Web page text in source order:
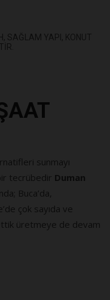
SAĞLAM YAPI, KONUT
sunmayı
tecrübedir Duman
Buca’da,
çok sayıda ve
üretmeye de devam